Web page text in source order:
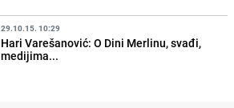
29.10.15. 10:29
Hari Varešanović: O Dini Merlinu, svađi,
medijima...